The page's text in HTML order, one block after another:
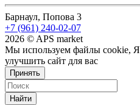
Барнаул, Попова 3
+7 (961) 240-02-07
2026 © APS market
Мы используем файлы cookie,
улучшить сайт для вас
Принять
Найти